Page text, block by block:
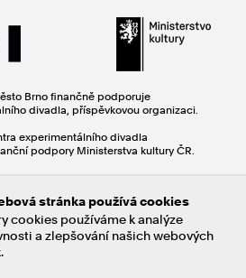
Brno finančně podporuje
divadla, příspěvkovou organizaci.
experimentálního divadla
podpory Ministerstva kultury ČR.
Jan Brož / Code: Jiří Maha & Jaroslav
stránka používá cookies
cookies používáme k analýze
a zlepšování našich webových